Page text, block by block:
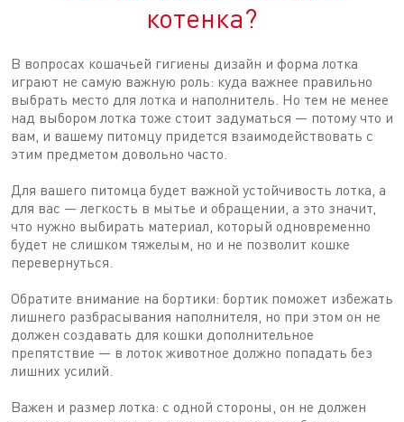
котенка?
В вопросах кошачьей гигиены дизайн и форма лотка
играют не самую важную роль: куда важнее правильно
выбрать место для лотка и наполнитель. Но тем не менее
над выбором лотка тоже стоит задуматься — потому что и
вам, и вашему питомцу придется взаимодействовать с
этим предметом довольно часто.
Для вашего питомца будет важной устойчивость лотка, а
для вас — легкость в мытье и обращении, а это значит,
что нужно выбирать материал, который одновременно
будет не слишком тяжелым, но и не позволит кошке
перевернуться.
Обратите внимание на бортики: бортик поможет избежать
лишнего разбрасывания наполнителя, но при этом он не
должен создавать для кошки дополнительное
препятствие — в лоток животное должно попадать без
лишних усилий.
Важен и размер лотка: с одной стороны, он не должен